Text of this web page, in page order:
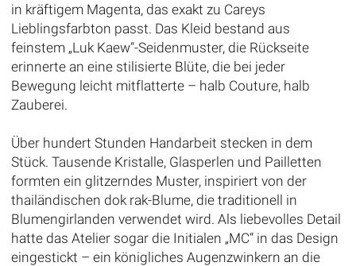
in kräftigem Magenta, das exakt zu Careys
Lieblingsfarbton passt. Das Kleid bestand aus
feinstem „Luk Kaew“-Seidenmuster, die Rückseite
erinnerte an eine stilisierte Blüte, die bei jeder
Bewegung leicht mitflatterte – halb Couture, halb
Zauberei.
Über hundert Stunden Handarbeit stecken in dem
Stück. Tausende Kristalle, Glasperlen und Pailletten
formten ein glitzerndes Muster, inspiriert von der
thailändischen dok rak-Blume, die traditionell in
Blumengirlanden verwendet wird. Als liebevolles Detail
hatte das Atelier sogar die Initialen „MC“ in das Design
eingestickt – ein königliches Augenzwinkern an die